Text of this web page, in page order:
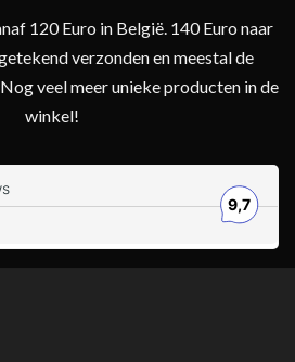
120 Euro in België. 140 Euro naar
verzonden en meestal de
veel meer unieke producten in de
winkel!